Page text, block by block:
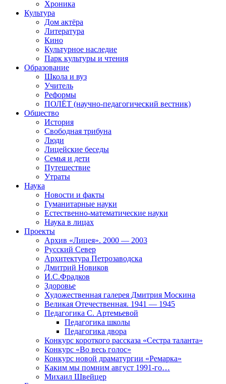
Хроника
Культура
Дом актёра
Литература
Кино
Культурное наследие
Парк культуры и чтения
Образование
Школа и вуз
Учитель
Реформы
ПОЛЁТ (научно-педагогический вестник)
Общество
История
Свободная трибуна
Люди
Лицейские беседы
Семья и дети
Путешествие
Утраты
Наука
Новости и факты
Гуманитарные науки
Естественно-математические науки
Наука в лицах
Проекты
Архив «Лицея». 2000 — 2003
Русский Север
Архитектура Петрозаводска
Дмитрий Новиков
И.С.Фрадков
Здоровье
Художественная галерея Дмитрия Москина
Великая Отечественная. 1941 — 1945
Педагогика С. Артемьевой
Педагогика школы
Педагогика двора
Конкурс короткого рассказа «Сестра таланта»
Конкурс «Во весь голос»
Конкурс новой драматургии «Ремарка»
Каким мы помним август 1991-го…
Михаил Швейцер